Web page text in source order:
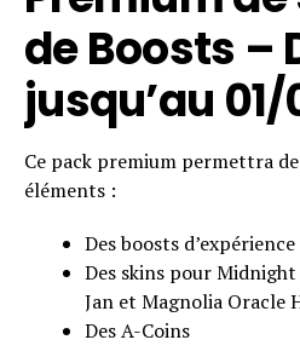
de Boosts –
jusqu’au
Ce pack premium permettra
éléments :
Des boosts d’expérience
Des skins pour
Jan et Magnolia Oracle
Des A-Coins